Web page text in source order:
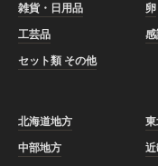
雑貨・日用品
卵
工芸品
セット類 その他
北海道地方
中部地方